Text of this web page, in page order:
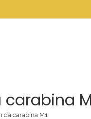
da carabina M1